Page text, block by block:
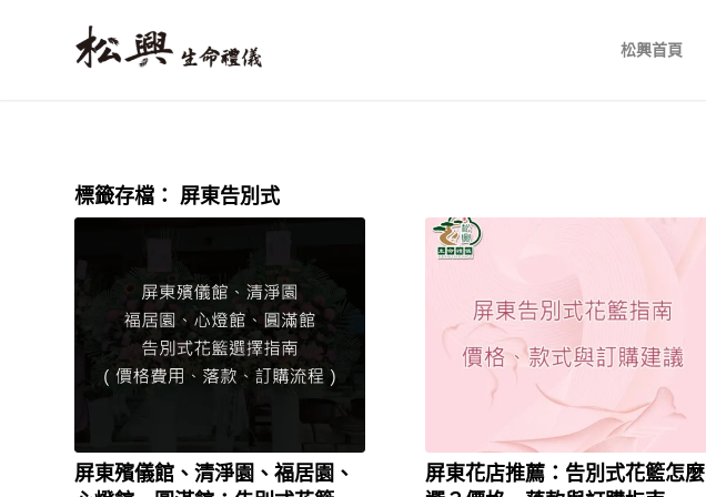
松興首頁
標籤存檔： 屏東告別式
屏東殯儀館、清淨園、福居園、
屏東花店推薦：告別式花籃怎麼